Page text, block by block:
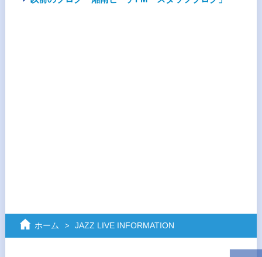
ホーム JAZZ LIVE INFORMATION